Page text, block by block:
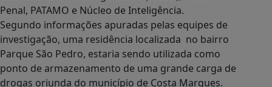
Penal, PATAMO e Núcleo de Inteligência.
Segundo informações apuradas pelas equipes de
investigação, uma residência localizada no bairro
Parque São Pedro, estaria sendo utilizada como
ponto de armazenamento de uma grande carga de
drogas oriunda do município de Costa Marques.